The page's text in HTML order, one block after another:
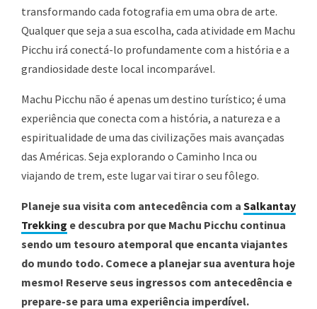
transformando cada fotografia em uma obra de arte.
Qualquer que seja a sua escolha, cada atividade em Machu
Picchu irá conectá-lo profundamente com a história e a
grandiosidade deste local incomparável.
Machu Picchu não é apenas um destino turístico; é uma
experiência que conecta com a história, a natureza e a
espiritualidade de uma das civilizações mais avançadas
das Américas. Seja explorando o Caminho Inca ou
viajando de trem, este lugar vai tirar o seu fôlego.
Planeje sua visita com antecedência com a Salkantay
Trekking e descubra por que Machu Picchu continua
sendo um tesouro atemporal que encanta viajantes
do mundo todo. Comece a planejar sua aventura hoje
mesmo! Reserve seus ingressos com antecedência e
prepare-se para uma experiência imperdível.